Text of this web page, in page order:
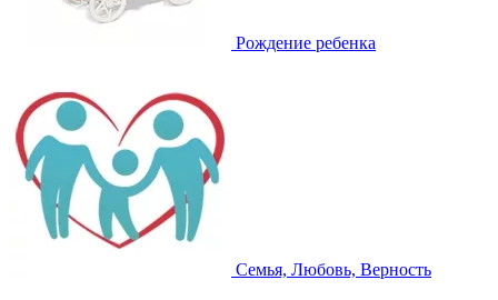
Рождение ребенка
Семья, Любовь, Верность